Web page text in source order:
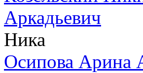
Аркадьевич
Ника
Осипова Арина